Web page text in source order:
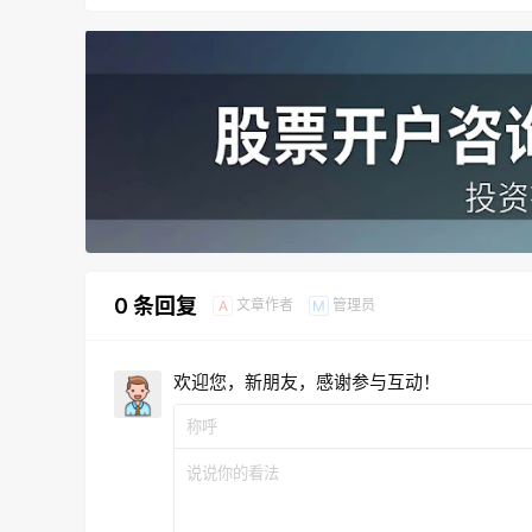
0 条回复 A 文章作者 M 管理员
欢迎您，新朋友，感谢参与互动！